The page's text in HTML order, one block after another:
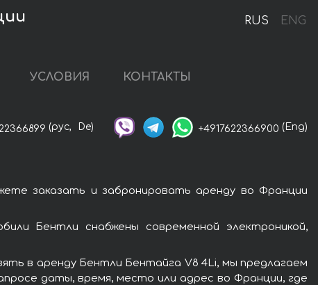
RUS ENG
УСЛОВИЯ КОНТАКТЫ
(рус, De) +4917622366900 (Eng)
заказать и забронировать аренду во Франции
Бентли снабжены современной электроникой,
в аренду Бентли Бентайга V8 4Li, мы предлагаем
даты, время, место или адрес во Франции, где